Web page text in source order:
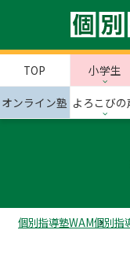
TOP 小学生
オンライン塾 よろこびの
個別指導塾WAM個別指